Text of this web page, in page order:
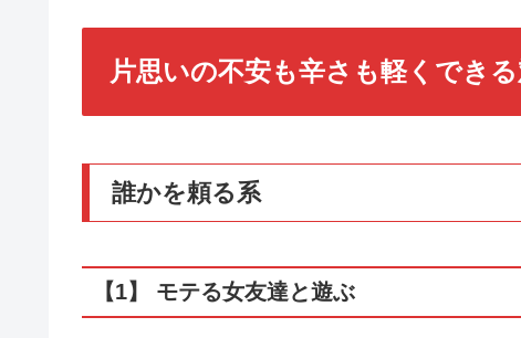
片思いの不安も辛さも軽くでき
誰かを頼る系
【1】 モテる女友達と遊ぶ